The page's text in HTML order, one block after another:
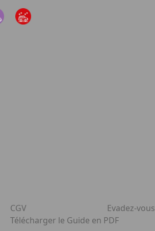
CGV
Evadez-vous
Télécharger le Guide en PDF